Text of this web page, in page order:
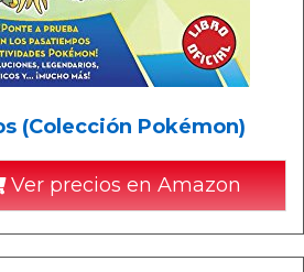
(Colección Pokémon)
Ver precios en Amazon